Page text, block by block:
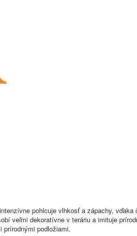
pohlcuje vlhkosť a zápachy,
veľmi dekoratívne v teráriu a imituje
prírodnými podložiami.